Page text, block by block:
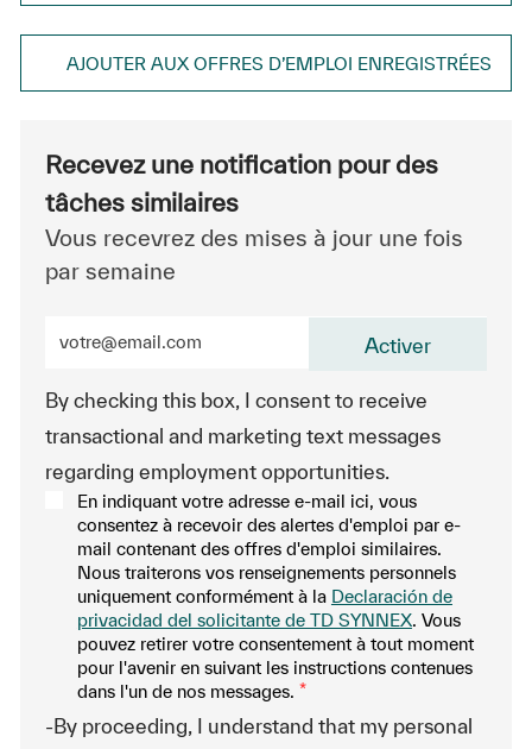
AJOUTER AUX OFFRES D’EMPLOI ENREGISTRÉES
Recevez une notification pour des
tâches similaires
Vous recevrez des mises à jour une fois
par semaine
By checking this box, I consent to receive
transactional and marketing text messages
regarding employment opportunities.
En indiquant votre adresse e-mail ici, vous
consentez à recevoir des alertes d'emploi par e-
mail contenant des offres d'emploi similaires.
Nous traiterons vos renseignements personnels
uniquement conformément à la Declaración de
privacidad del solicitante de TD SYNNEX. Vous
pouvez retirer votre consentement à tout moment
pour l'avenir en suivant les instructions contenues
dans l'un de nos messages. *
-By proceeding, I understand that my personal
Activer